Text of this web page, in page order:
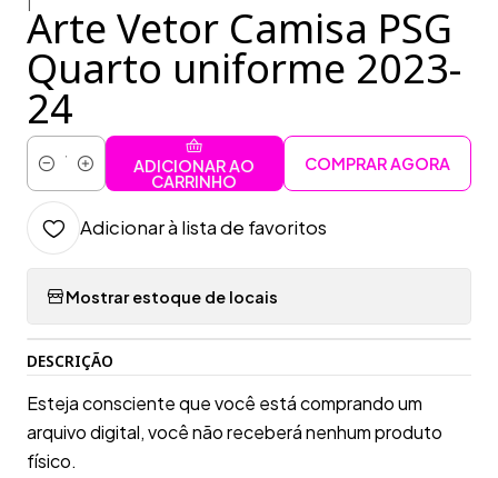
Arte Vetor Camisa PSG
Quarto uniforme 2023-
24
Quantidade
ADICIONAR AO
CARRINHO
COMPRAR AGORA
Adicionar à lista de favoritos
Mostrar estoque de locais
DESCRIÇÃO
Esteja consciente que você está comprando um
arquivo digital, você não receberá nenhum produto
físico.